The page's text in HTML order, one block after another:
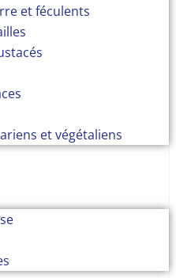
et féculents
et végétaliens